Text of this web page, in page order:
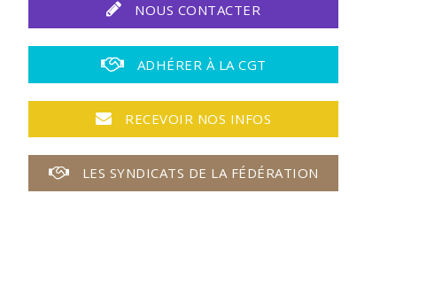
NOUS CONTACTER
ADHÉRER À LA CGT
RECEVOIR NOS INFOS
LES SYNDICATS DE LA FÉDÉRATION